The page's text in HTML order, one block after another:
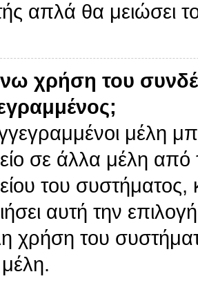
απλά θα μειώσει
χρήση του
μέλη
σε άλλα μέλη
του συστήματος,
αυτή την
χρήση του